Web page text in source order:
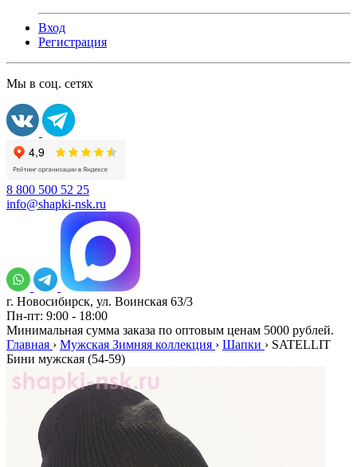
Вход
Регистрация
Мы в соц. сетях
8 800 500 52 25
info@shapki-nsk.ru
г. Новосибирск, ул. Воинская 63/3
Пн-пт: 9:00 - 18:00
Минимальная сумма заказа по оптовым ценам 5000 рублей.
Главная › Мужская Зимняя коллекция › Шапки › SATELLIT
Бини мужская (54-59)